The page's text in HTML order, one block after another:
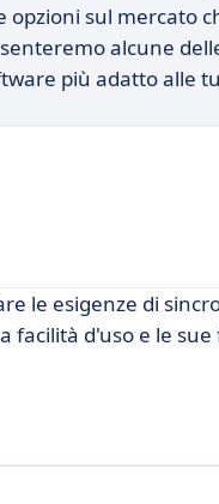
opzioni sul mercato
alcune
più adatto alle
le esigenze di
facilità d'uso e le